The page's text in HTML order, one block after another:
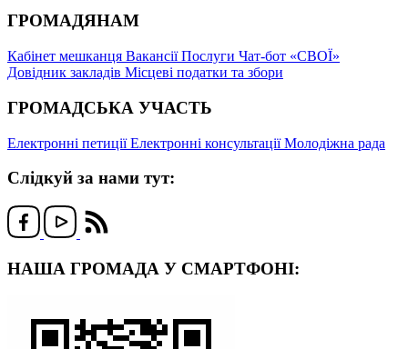
ГРОМАДЯНАМ
Кабінет мешканця ВакансіїПослуги Чат-бот «СВОЇ»
Довідник закладів Місцеві податки та збори
ГРОМАДСЬКА УЧАСТЬ
Електронні петиціїЕлектронні консультаціїМолодіжна рада
Слідкуй за нами тут:
НАША ГРОМАДА У СМАРТФОНІ: